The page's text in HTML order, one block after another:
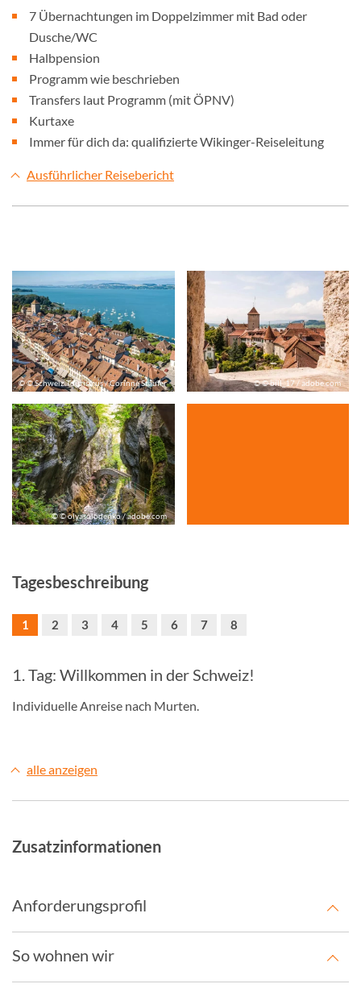
7 Übernachtungen im Doppelzimmer mit Bad oder
Dusche/WC
Halbpension
Programm wie beschrieben
Transfers laut Programm (mit ÖPNV)
Kurtaxe
Immer für dich da: qualifizierte Wikinger-Reiseleitung
Ausführlicher Reisebericht
© © Schweiz Tourismus / Corinne Staufer © © bill_17 / adobe.com
© © olyasolodenko / adobe.com
Tagesbeschreibung
1 2 3 4 5 6 7 8
1. Tag: Willkommen in der Schweiz!
Individuelle Anreise nach Murten.
alle anzeigen
Zusatzinformationen
Anforderungsprofil
So wohnen wir